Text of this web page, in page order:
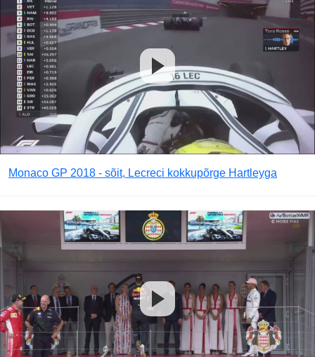
Monaco GP 2018 - sõit, Lecreci kokkupõrge Hartleyga